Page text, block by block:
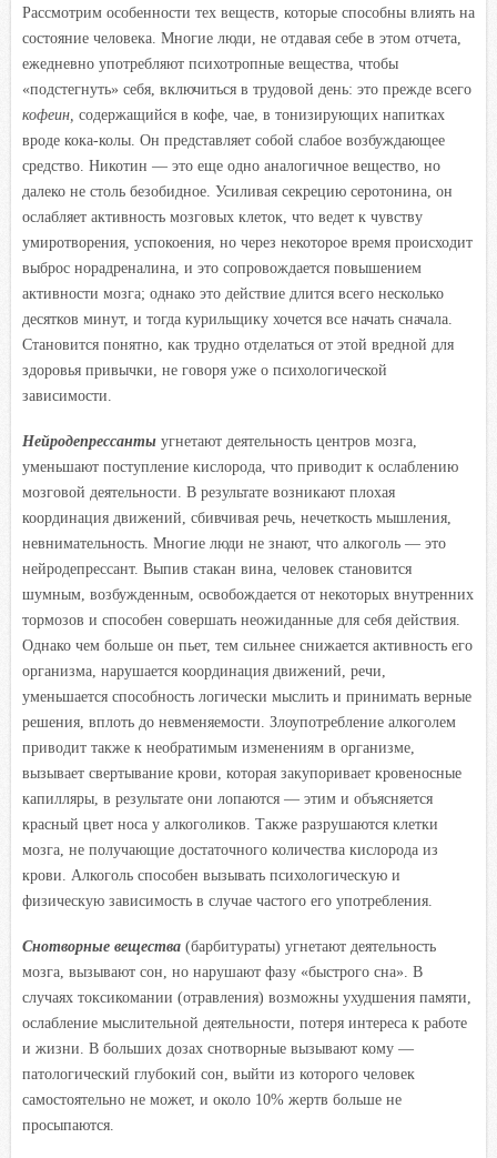
Рассмотрим особенности тех веществ, которые способны влиять на
состояние человека. Многие люди, не отдавая себе в этом отчета,
ежедневно употребляют психотропные вещества, чтобы
«подстегнуть» себя, включиться в трудовой день: это прежде всего
кофеин, содержащийся в кофе, чае, в тонизирующих напитках
вроде кока-колы. Он представляет собой слабое возбуждающее
средство. Никотин — это еще одно аналогичное вещество, но
далеко не столь безобидное. Усиливая секрецию серотонина, он
ослабляет активность мозговых клеток, что ведет к чувству
умиротворения, успокоения, но через некоторое время происходит
выброс норадреналина, и это сопровождается повышением
активности мозга; однако это действие длится всего несколько
десятков минут, и тогда курильщику хочется все начать сначала.
Становится понятно, как трудно отделаться от этой вредной для
здоровья привычки, не говоря уже о психологической
зависимости.
Нейродепрессанты угнетают деятельность центров мозга,
уменьшают поступление кислорода, что приводит к ослаблению
мозговой деятельности. В результате возникают плохая
координация движений, сбивчивая речь, нечеткость мышления,
невнимательность. Многие люди не знают, что алкоголь — это
нейродепрессант. Выпив стакан вина, человек становится
шумным, возбужденным, освобождается от некоторых внутренних
тормозов и способен совершать неожиданные для себя действия.
Однако чем больше он пьет, тем сильнее снижается активность его
организма, нарушается координация движений, речи,
уменьшается способность логически мыслить и принимать верные
решения, вплоть до невменяемости. Злоупотребление алкоголем
приводит также к необратимым изменениям в организме,
вызывает свертывание крови, которая закупоривает кровеносные
капилляры, в результате они лопаются — этим и объясняется
красный цвет носа у алкоголиков. Также разрушаются клетки
мозга, не получающие достаточного количества кислорода из
крови. Алкоголь способен вызывать психологическую и
физическую зависимость в случае частого его употребления.
Снотворные вещества (барбитураты) угнетают деятельность
мозга, вызывают сон, но нарушают фазу «быстрого сна». В
случаях токсикомании (отравления) возможны ухудшения памяти,
ослабление мыслительной деятельности, потеря интереса к работе
и жизни. В больших дозах снотворные вызывают кому —
патологический глубокий сон, выйти из которого человек
самостоятельно не может, и около 10% жертв больше не
просыпаются.